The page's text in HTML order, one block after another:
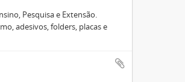
Pesquisa e Extensão.
adesivos, folders, placas e